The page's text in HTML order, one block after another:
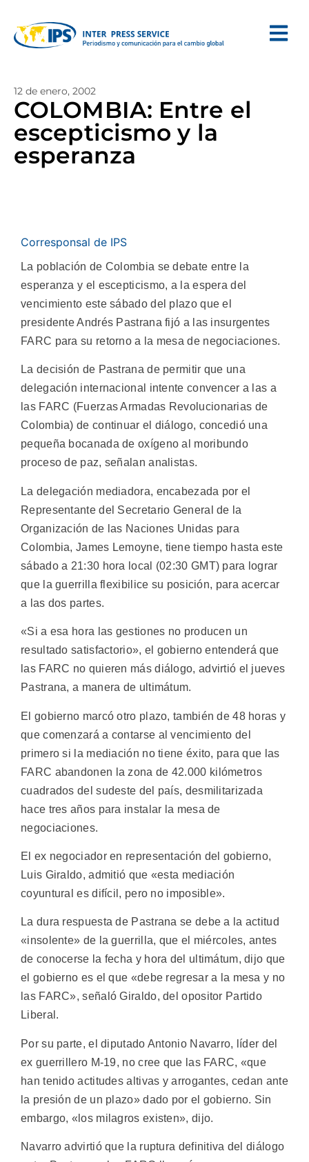
12 de enero, 2002
COLOMBIA: Entre el
escepticismo y la
esperanza
Corresponsal de IPS
La población de Colombia se debate entre la
esperanza y el escepticismo, a la espera del
vencimiento este sábado del plazo que el
presidente Andrés Pastrana fijó a las insurgentes
FARC para su retorno a la mesa de negociaciones.
La decisión de Pastrana de permitir que una
delegación internacional intente convencer a las a
las FARC (Fuerzas Armadas Revolucionarias de
Colombia) de continuar el diálogo, concedió una
pequeña bocanada de oxígeno al moribundo
proceso de paz, señalan analistas.
La delegación mediadora, encabezada por el
Representante del Secretario General de la
Organización de las Naciones Unidas para
Colombia, James Lemoyne, tiene tiempo hasta este
sábado a 21:30 hora local (02:30 GMT) para lograr
que la guerrilla flexibilice su posición, para acercar
a las dos partes.
«Si a esa hora las gestiones no producen un
resultado satisfactorio», el gobierno entenderá que
las FARC no quieren más diálogo, advirtió el jueves
Pastrana, a manera de ultimátum.
El gobierno marcó otro plazo, también de 48 horas y
que comenzará a contarse al vencimiento del
primero si la mediación no tiene éxito, para que las
FARC abandonen la zona de 42.000 kilómetros
cuadrados del sudeste del país, desmilitarizada
hace tres años para instalar la mesa de
negociaciones.
El ex negociador en representación del gobierno,
Luis Giraldo, admitió que «esta mediación
coyuntural es difícil, pero no imposible».
La dura respuesta de Pastrana se debe a la actitud
«insolente» de la guerrilla, que el miércoles, antes
de conocerse la fecha y hora del ultimátum, dijo que
el gobierno es el que «debe regresar a la mesa y no
las FARC», señaló Giraldo, del opositor Partido
Liberal.
Por su parte, el diputado Antonio Navarro, líder del
ex guerrillero M-19, no cree que las FARC, «que
han tenido actitudes altivas y arrogantes, cedan ante
la presión de un plazo» dado por el gobierno. Sin
embargo, «los milagros existen», dijo.
Navarro advirtió que la ruptura definitiva del diálogo